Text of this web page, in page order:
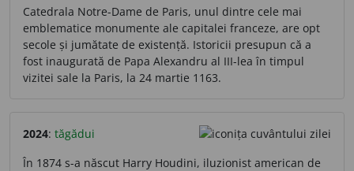
Catedrala Notre-Dame de Paris, unul dintre cele mai
emblematice monumente ale capitalei franceze, are opt
secole și jumătate de existență. Istoricii presupun că a
fost inaugurată de Papa Alexandru al III-lea în timpul
vizitei sale la Paris, la 24 martie 1163.
2024: tăgădui
În 1874 s-a născut Harry Houdini, iluzionist american de